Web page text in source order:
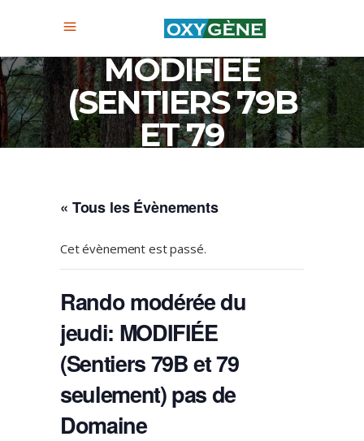
JEUDI:
MODIFIÉE
(SENTIERS 79B
ET 79
PAS DE
« Tous les Évènements
Cet évènement est passé.
Rando modérée du
jeudi: MODIFIÉE
(Sentiers 79B et 79
seulement) pas de
Domaine